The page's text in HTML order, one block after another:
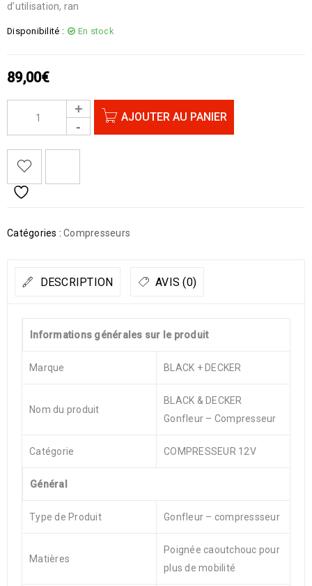
d’utilisation, ran
Disponibilité : En stock
89,00€
AJOUTER AU PANIER
Catégories : Compresseurs
DESCRIPTION AVIS (0)
Informations générales sur le produit
Marque BLACK + DECKER
Nom du produit
BLACK & DECKER
Gonfleur – Compresseur
Catégorie COMPRESSEUR 12V
Général
Type de Produit Gonfleur – compressseur
Matières
Poignée caoutchouc pour
plus de mobilité